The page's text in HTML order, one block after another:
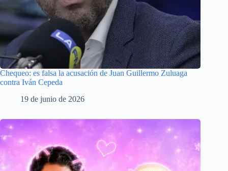
Chequeo: es falsa la acusación de Juan Guillermo Zuluaga
contra Iván Cepeda
19 de junio de 2026